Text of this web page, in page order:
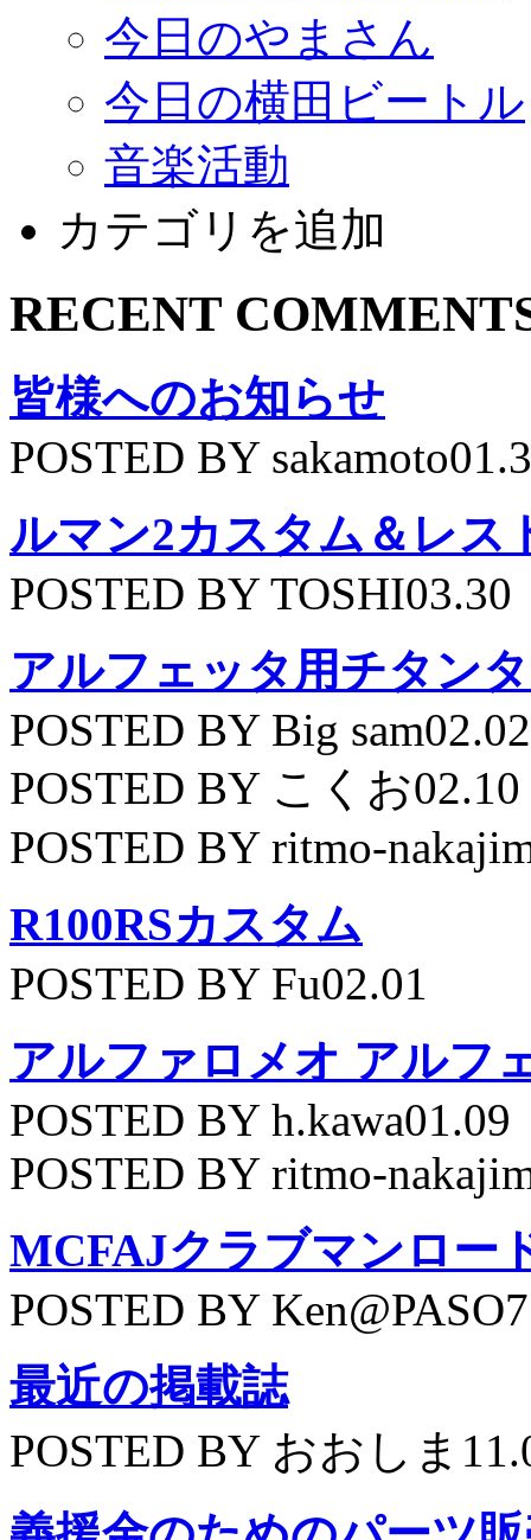
今日のやまさん
今日の横田ビートル
音楽活動
カテゴリを追加
RECENT
皆様へのお知らせ
POSTED BY
ルマン2カスタム＆レス
POSTED BY TOSHI03.30
アルフェッタ用チタン
POSTED BY Big sam02.02
POSTED BY こくお02.10
POSTED BY ritmo-
R100RSカスタム
POSTED BY Fu02.01
アルファロメオ アルフ
POSTED BY h.kawa01.09
POSTED BY ritmo-
MCFAJクラブマンロー
POSTED BY
最近の掲載誌
POSTED BY おおしま